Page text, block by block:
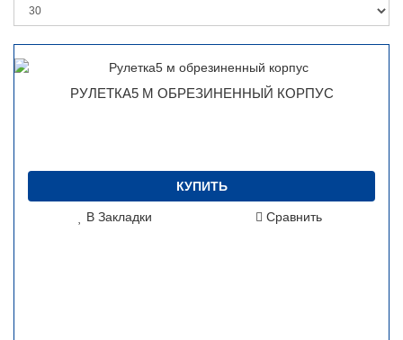
РУЛЕТКА5 М ОБРЕЗИНЕННЫЙ КОРПУС
КУПИТЬ
В Закладки Сравнить